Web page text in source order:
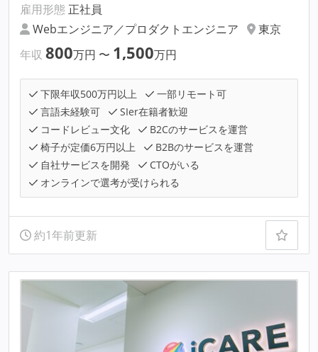
雇用形態 正社員
Webエンジニア／プロダクトエンジニア
東京
年収 800万円 〜 1,500万円
下限年収500万円以上
一部リモート可
言語未経験可
SIer在籍者歓迎
コードレビュー文化
B2Cのサービスを運営
椅子が定価6万円以上
B2Bのサービスを運営
自社サービスを開発
CTOがいる
オンラインで選考が受けられる
約1年前更新